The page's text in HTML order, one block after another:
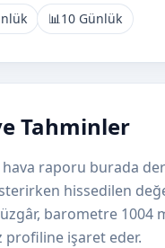
📊10 Günlük
Tahminler
raporu burada
hissedilen
barometre 1004
işaret eder.